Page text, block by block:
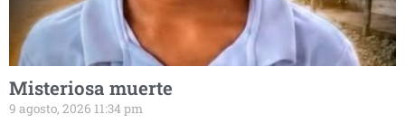
Misteriosa muerte
9 agosto, 2026 11:34 pm